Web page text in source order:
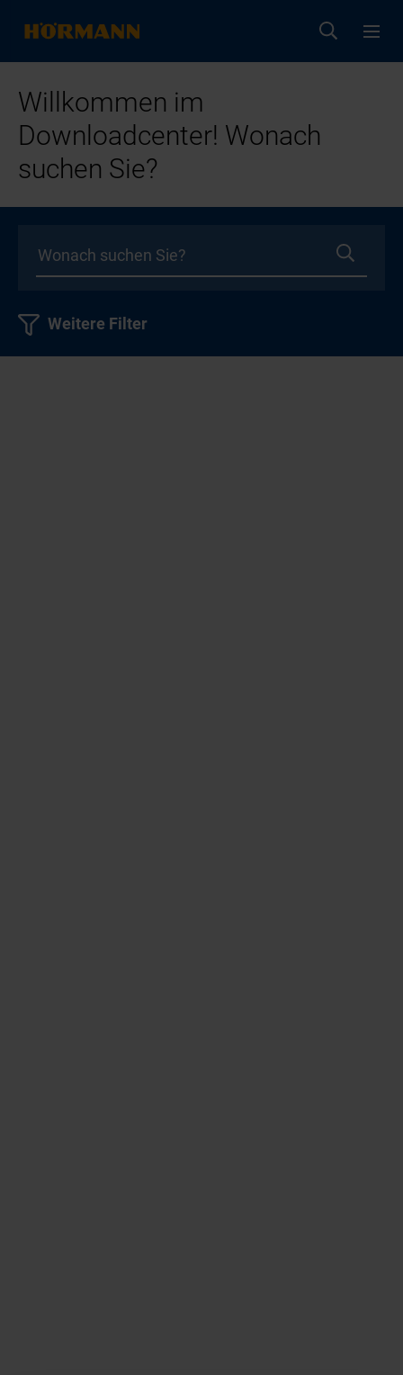
Willkommen im
Downloadcenter! Wonach
suchen Sie?
Weitere Filter